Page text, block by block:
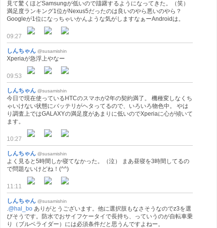
見て驚くほどSamsungが低いので躊躇するようになってきた。（笑）
満足度ランキング1位がNexus5だったのは良いのやら悪いのやら？
Googleが1位になっちゃいかんような気がしますなぁーAndroidは。
09:27
しんちゃん @susamishin
Xperiaが急浮上やなー
09:53
しんちゃん @susamishin
今日で現在使っているHTCのスマホが2年の契約満了。 機種変しなくち
ゃいけない状態にバッテリがヘタってるので、いろいろ物色中。 やは
り調査上ではGALAXYの満足度があまりに低いのでXperiaに心が傾いて
ます。
10:27
しんちゃん @susamishin
よく見ると5時間しか寝てなかった。（泣） まあ昼寝を3時間してるの
で問題ないけどね！(^^)
11:11
しんちゃん @susamishin
.@hal_bo ありがとうございます。他に選択肢もなさそうなのでz3を選
びそうです。防水でおサイフケータイで長持ち、っていうのが自転車乗
り（ブルベライダー）には必須条件だと思うんですよねー。